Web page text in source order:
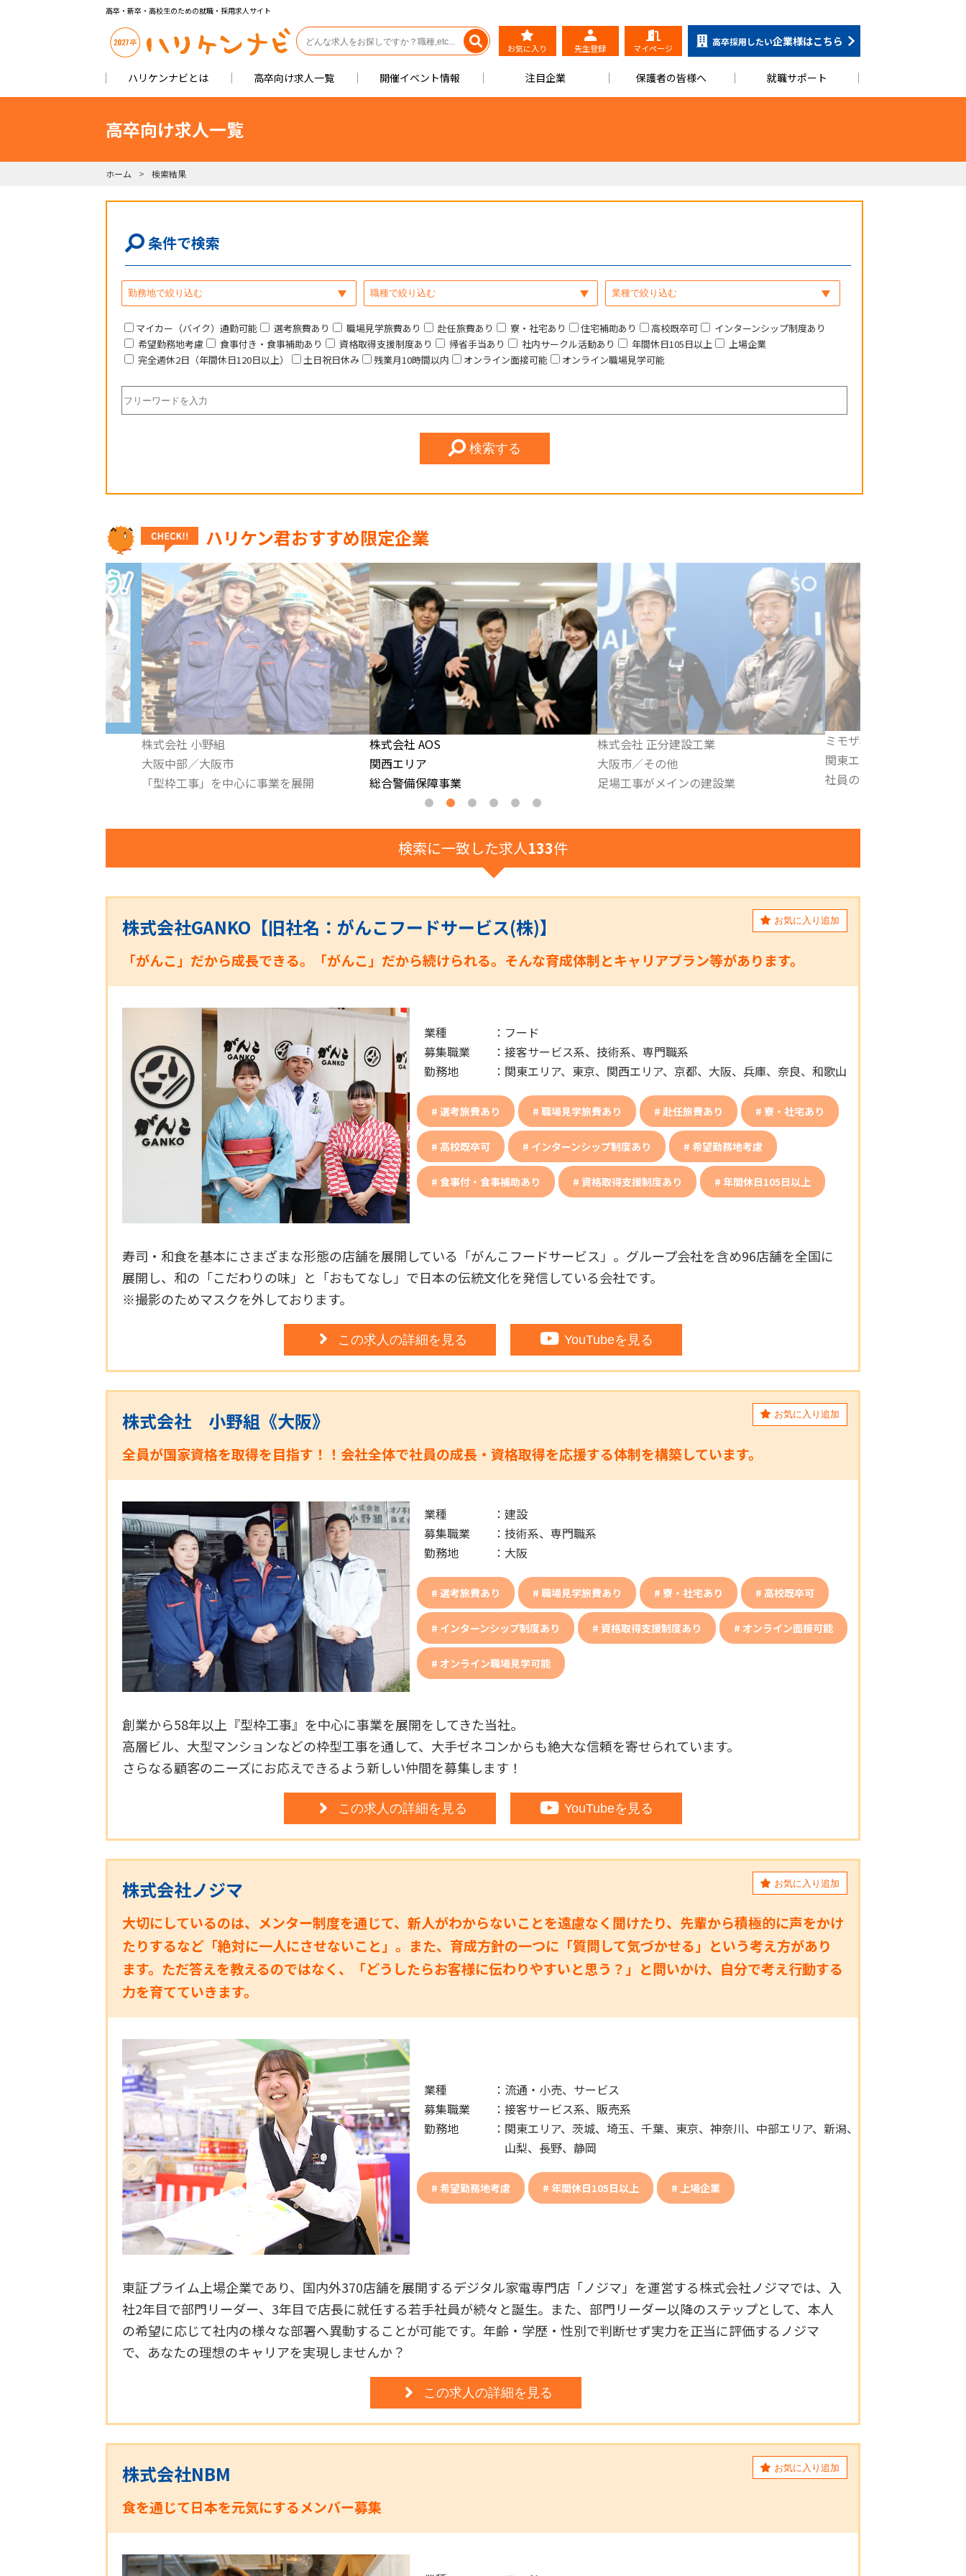
高卒・新卒・高校生のための就職・採用求人サイト
お気に入り 先生登録 マイページ
高卒採用したい企業様はこちら
ハリケンナビとは 高卒向け求人一覧 開催イベント情報 注目企業 保護者の皆様へ 就職サポート
高卒向け求人一覧
ホーム 検索結果
条件で検索
マイカー（バイク）通勤可能 選考旅費あり 職場見学旅費あり 赴任旅費あり 寮・社宅あり 住宅補助あり 高校既卒可
インターンシップ制度あり
希望勤務地考慮
食事付き・食事補助あり 資格取得支援制度あり 帰省手当あり 社内サークル活動あり 年間休日105日以上
上場企業
完全週休2日（年間休日120日以上）
土日祝日休み 残業月10時間以内 オンライン面接可能 オンライン職場見学可能
検索する
ハリケン君おすすめ限定企業
株式会社 AOS
関西エリア
総合警備保障事業
株式会社 正分建設工業
大阪市／その他
足場工事がメインの建設業
ミモザ株式会社
関東エリア/宮城
社員の9割が未経験者として入社
株式会社 ナニワ電装
関西エリア／愛知名古屋
働きやすいを当たり前に
検索に一致した求人133件
株式会社GANKO【旧社名：がんこフードサービス(株)】
「がんこ」だから成長できる。「がんこ」だから続けられる。そんな育成体制とキャリアプラン等があります。
お気に入り追加
業種 ： フード
募集職業
： 接客サービス系、技術系、専門職系
勤務地
： 関東エリア、東京、関西エリア、京都、大阪、兵庫、奈良、和歌山
選考旅費あり 職場見学旅費あり 赴任旅費あり 寮・社宅あり
高校既卒可 インターンシップ制度あり 希望勤務地考慮
食事付・食事補助あり 資格取得支援制度あり 年間休日105日以上
寿司・和食を基本にさまざまな形態の店舗を展開している「がんこフードサービス」。グループ会社を含め96店舗を全国に
展開し、和の「こだわりの味」と「おもてなし」で日本の伝統文化を発信している会社です。
※撮影のためマスクを外しております。
この求人の詳細を見る YouTubeを見る
株式会社 小野組《大阪》
全員が国家資格を取得を目指す！！会社全体で社員の成長・資格取得を応援する体制を構築しています。
お気に入り追加
業種 ： 建設
募集職業
： 技術系、専門職系
勤務地
： 大阪
選考旅費あり 職場見学旅費あり 寮・社宅あり 高校既卒可
インターンシップ制度あり 資格取得支援制度あり オンライン面接可能
オンライン職場見学可能
創業から58年以上『型枠工事』を中心に事業を展開をしてきた当社。
高層ビル、大型マンションなどの枠型工事を通して、大手ゼネコンからも絶大な信頼を寄せられています。
さらなる顧客のニーズにお応えできるよう新しい仲間を募集します！
この求人の詳細を見る YouTubeを見る
株式会社ノジマ
大切にしているのは、メンター制度を通じて、新人がわからないことを遠慮なく聞けたり、先輩から積極的に声をかけ
たりするなど「絶対に一人にさせないこと」。また、育成方針の一つに「質問して気づかせる」という考え方があり
ます。ただ答えを教えるのではなく、「どうしたらお客様に伝わりやすいと思う？」と問いかけ、自分で考え行動する
力を育てていきます。
お気に入り追加
業種 ： 流通・小売、サービス
募集職業
： 接客サービス系、販売系
勤務地
： 関東エリア、茨城、埼玉、千葉、東京、神奈川、中部エリア、新潟、
山梨、長野、静岡
希望勤務地考慮 年間休日105日以上 上場企業
東証プライム上場企業であり、国内外370店舗を展開するデジタル家電専門店「ノジマ」を運営する株式会社ノジマでは、入
社2年目で部門リーダー、3年目で店長に就任する若手社員が続々と誕生。また、部門リーダー以降のステップとして、本人
の希望に応じて社内の様々な部署へ異動することが可能です。年齢・学歴・性別で判断せず実力を正当に評価するノジマ
で、あなたの理想のキャリアを実現しませんか？
この求人の詳細を見る
株式会社NBM
食を通じて日本を元気にするメンバー募集
お気に入り追加